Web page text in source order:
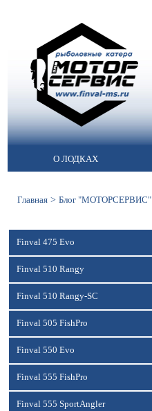
О ЛОДКАХ
Главная > Блог "МОТОРСЕРВИС"
Finval 475 Evo
Finval 510 Rangy
Finval 510 Rangy-SC
Finval 505 FishPro
Finval 550 Evo
Finval 555 FishPro
Finval 555 SportAngler